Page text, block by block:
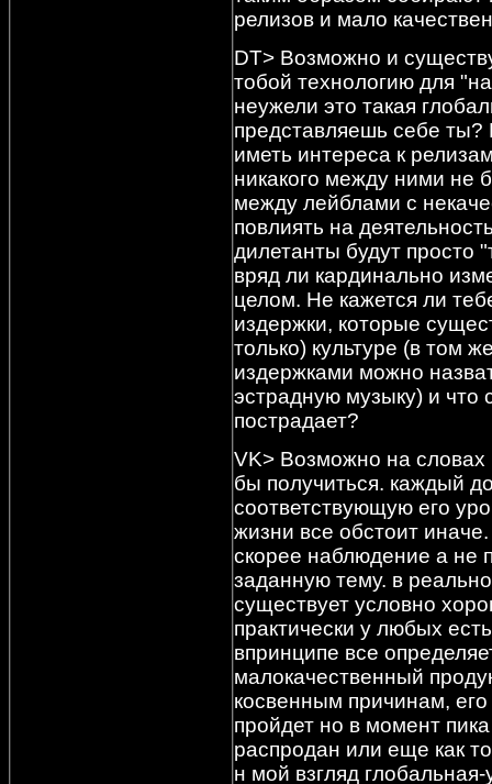
релизов и мало
DT> Возможно и
тобой технологию для
неужели это такая
представляешь себе ты?
иметь интереса к
никакого между ними не
между лейблами с
повлиять на
дилетанты будут просто
вряд ли кардинально
целом. Не кажется ли
издержки, которые
только) культуре (в том
издержками можно
эстрадную музыку) и что
пострадает?
VK> Возможно на
бы получиться. каждый
соответствующую его
жизни все обстоит
скорее наблюдение а не
заданную тему. в
существует условно
практически у любых
впринципе все
малокачественный
косвенным причинам,
пройдет но в момент
распродан или еще как
н мой взгляд